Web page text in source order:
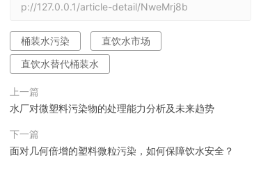
p://127.0.0.1/article-detail/NweMrj8b
桶装水污染
直饮水市场
直饮水替代桶装水
上一篇
水厂对微塑料污染物的处理能力分析及未来趋势
下一篇
面对几何倍增的塑料微粒污染，如何保障饮水安全？